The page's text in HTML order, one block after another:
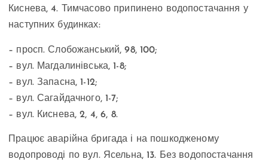
Киснева, 4. Тимчасово припинено водопостачання у
наступних будинках:
– просп. Слобожанський, 98, 100;
– вул. Магдалинівська, 1-8;
– вул. Запасна, 1-12;
– вул. Сагайдачного, 1-7;
– вул. Киснева, 2, 4, 6, 8.
Працює аварійна бригада і на пошкодженому
водопроводі по вул. Ясельна, 13. Без водопостачання